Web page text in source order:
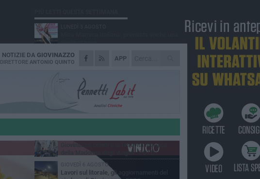
APP
NOTIZIE DA GIOVINAZZO
DIRETTORE ANTONIO QUINTO
giovinazzese
MARTEDÌ 4 AGOSTO
Liquidi oleosi sul litorale di Giovinazzo,
MERCOLEDÌ 5 AGOSTO
Problemi raccolta plastica in Puglia:
l'assessora Ciliento prova a spegnere le
LUNEDÌ 3 AGOSTO
«Giovinazzo, a che punto siamo?»:
MARTEDÌ 4 AGOSTO
Giovinazzo celebra la festività liturgica
della Madonna degli Angeli - FOTO
GIOVEDÌ 6 AGOSTO
Lavori sul litorale, gli aggiornamenti del